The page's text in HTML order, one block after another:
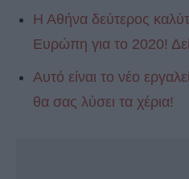
Η Αθήνα δεύτερος
Ευρώπη για το 2020!
Αυτό είναι το νέο
θα σας λύσει τα χέρια!